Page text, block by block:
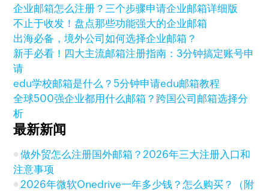
企业邮箱怎么注册？三个步骤申请企业邮箱详细版
不止于收发！盘点那些功能强大的企业邮箱
出海必备，境外公司如何选择企业邮箱？
新手必看！四大主流邮箱注册指南：3分钟搞定账号申
请
edu学校邮箱是什么？5分钟申请edu邮箱教程
全球500强企业都用什么邮箱？跨国公司邮箱选择分
析
最新新闻
做外贸怎么注册国外邮箱？2026年三大注册入口和
注意事项
2026年微软Onedrive一年多少钱？怎么购买？（附